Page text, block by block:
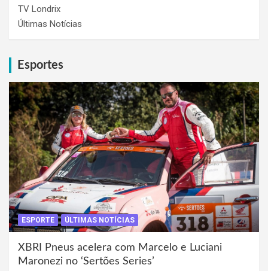
TV Londrix
Últimas Notícias
Esportes
ESPORTE ÚLTIMAS NOTÍCIAS
XBRI Pneus acelera com Marcelo e Luciani
Maronezi no ‘Sertões Series’